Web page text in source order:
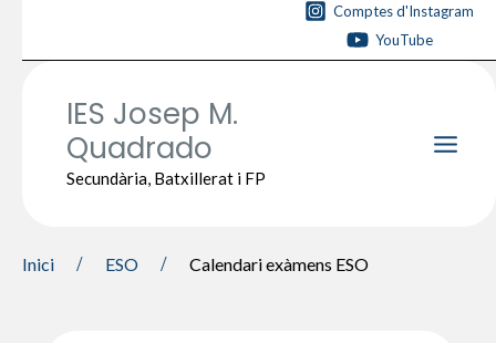
Comptes d'Instagram
YouTube
IES Josep M.
Quadrado
Secundària, Batxillerat i FP
Inici ESO Calendari exàmens ESO